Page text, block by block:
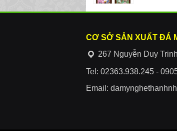
CƠ SỞ SẢN XUẤT ĐÁ
267 Nguyễn Duy
Tel: 02363.938.245 -
Email: